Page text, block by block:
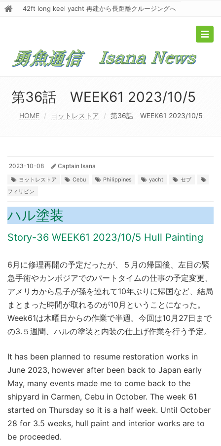
42ft long keel yacht 再建から長距離クルージングへ
第36話 WEEK61 2023/10/5
HOME ヨットレストア 第36話 WEEK61 2023/10/5
2023-10-08 Captain Isana
ヨットレストア Cebu Philippines yacht
セブ
フィリピン
ハル塗装
Story-36 WEEK61 2023/10/5 Hull Painting
6月に修理再開の予定だったが、５月の帰国後、左目の緊
急手術やカンボジアでのパートタイムの仕事の予定変更、
アメリカから息子が孫を連れて10年ぶりに帰国など、結局
まとまった時間が取れるのが10月ということになった。
Week61は木曜日からの作業で半週。今回は10月27日まで
の3.５週間、ハルの塗装と内装の仕上げ作業を行う予定。
It has been planned to resume restoration works in
June 2023, however after been back to Japan early
May, many events made me to come back to the
shipyard in Carmen, Cebu in October. The week 61
started on Thursday so it is a half week. Until October
28 for 3.5 weeks, hull paint and interior works are to
be proceeded.